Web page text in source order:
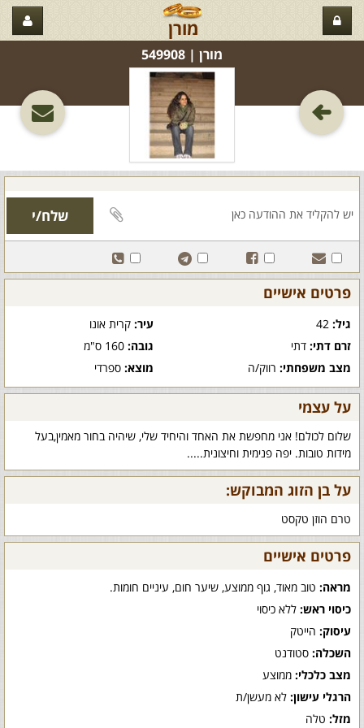
מורן
מורן‏ | 549908
פרטים אישיים
גיל: עיר:קרית אונו
זרם דתי: דתי גובה:160 ס"מ
מצב משפחתי: רווק/ה מוצא:ספרדי
על עצמי
שלום לכולם! אני מחפשת את האחד והיחיד שלי, שיהיה בחור מאמין,בעל
מידות טובות. יפה פנימית וחיצונית.....
על בן הזוג המבוקש:
טרם הוזן טקסט
פרטים אישיים
מראה: טוב מאוד, גוף ממוצע, שיער חום, עיניים חומות.
כיסוי ראש: ללא כיסוי
עיסוק: הייטק
השכלה: סטודנט
מצב כלכלי: ממוצע
הרגלי עישון: לא מעשן/ת
מזל: טלה